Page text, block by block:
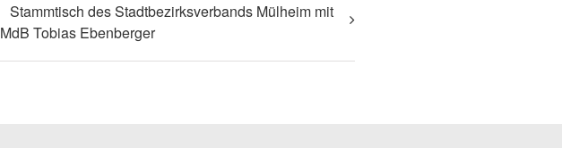
Stammtisch des Stadtbezirksverbands Mülheim mit
MdB Tobias Ebenberger